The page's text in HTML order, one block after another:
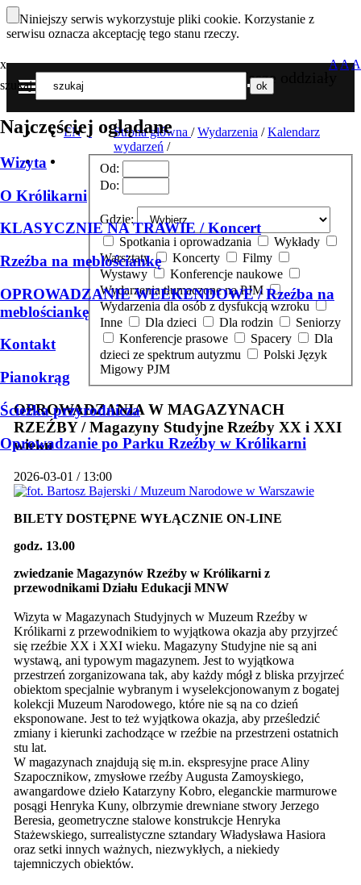
Niniejszy serwis wykorzystuje pliki cookie. Korzystanie z
serwisu oznacza akceptację tego stanu rzeczy.
Nasze oddziały
MENU
x
szukaj
Najczęściej oglądane
Wizyta
O Królikarni
KLASYCZNIE NA TRAWIE / Koncert
Rzeźba na meblościankę
OPROWADZANIE WEEKENDOWE / Rzeźba na
meblościankę
Kontakt
Pianokrąg
Ścieżka przyrodnicza
Oprowadzanie po Parku Rzeźby w Królikarni
AAA
EN Strona główna / Wydarzenia /Kalendarz
wydarzeń /
Od:
Do:
Gdzie:
Spotkania i oprowadzania
Wykłady
Warsztaty
Koncerty
Filmy
Wystawy
Konferencje naukowe
Wydarzenia tłumaczone na PJM
Wydarzenia dla osób z dysfukcją wzroku
Inne
Dla dzieci Dla rodzin
Seniorzy
Konferencje prasowe
Spacery
dzieci ze spektrum autyzmu
Migowy PJM
OPROWADZANIA W MAGAZYNACH
RZEŹBY / Magazyny Studyjne Rzeźby XX i XXI
wieku
2026-03-01 / 13:00
BILETY DOSTĘPNE WYŁĄCZNIE ON-LINE
godz. 13.00
zwiedzanie Magazynów Rzeźby w Królikarni z
przewodnikami Działu Edukacji MNW
Wizyta w Magazynach Studyjnych w Muzeum Rzeźby w
Królikarni z przewodnikiem to wyjątkowa okazja aby przyjrzeć
się rzeźbie XX i XXI wieku. Magazyny Studyjne nie są ani
wystawą, ani typowym magazynem. Jest to wyjątkowa
przestrzeń zorganizowana tak, aby każdy mógł z bliska przyjrzeć
obiektom specjalnie wybranym i wyselekcjonowanym z bogatej
kolekcji Muzeum Narodowego, które nie są na co dzień
eksponowane. Jest to też wyjątkowa okazja, aby prześledzić
zmiany i kierunki zachodzące w rzeźbie na przestrzeni ostatnich
stu lat.
W magazynach znajdują się m.in. ekspresyjne prace Aliny
Szapocznikow, zmysłowe rzeźby Augusta Zamoyskiego,
awangardowe dzieło Katarzyny Kobro, eleganckie marmurowe
posągi Henryka Kuny, olbrzymie drewniane stwory Jerzego
Beresia, geometryczne stalowe konstrukcje Henryka
Stażewskiego, surrealistyczne sztandary Władysława Hasiora
oraz setki innych ważnych, niezwykłych, a niekiedy
tajemniczych obiektów.